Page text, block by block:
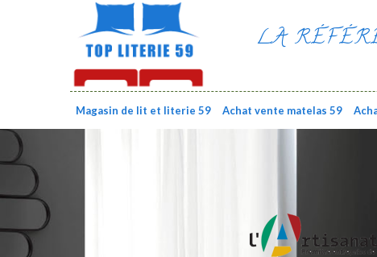
LA
Magasin de lit et literie 59 Achat vente matelas 59